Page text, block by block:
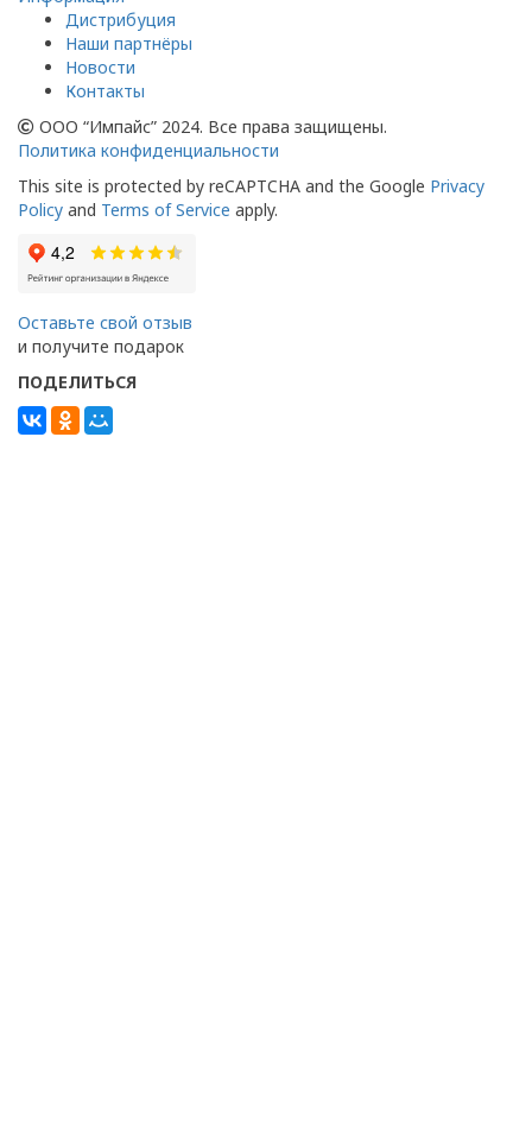
Дистрибуция
Наши партнёры
Новости
Контакты
ООО “Импайс” 2024. Все права защищены.
Политика конфиденциальности
This site is protected by reCAPTCHA and the Google Privacy
Policy and Terms of Service apply.
Оставьте свой отзыв
и получите подарок
ПОДЕЛИТЬСЯ